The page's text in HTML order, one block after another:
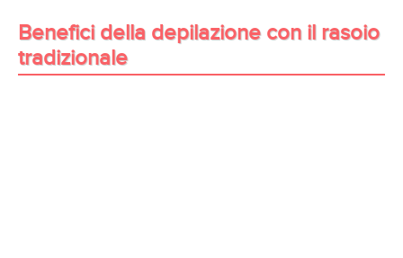
Benefici della depilazione con il rasoio
tradizionale